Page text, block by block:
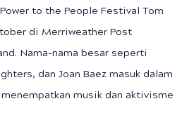
Power to the People Festival Tom
di Merriweather Post
Nama-nama besar seperti
dan Joan Baez masuk dalam
musik dan aktivisme